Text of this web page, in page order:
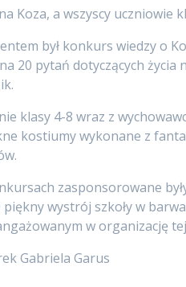
Koza, a wszyscy uczniowie
był konkurs wiedzy o
20 pytań dotyczących
klasy 4-8 wraz z
kostiumy wykonane z
zasponsorowane
piękny wystrój szkoły w
w organizację tej
Gabriela Garus